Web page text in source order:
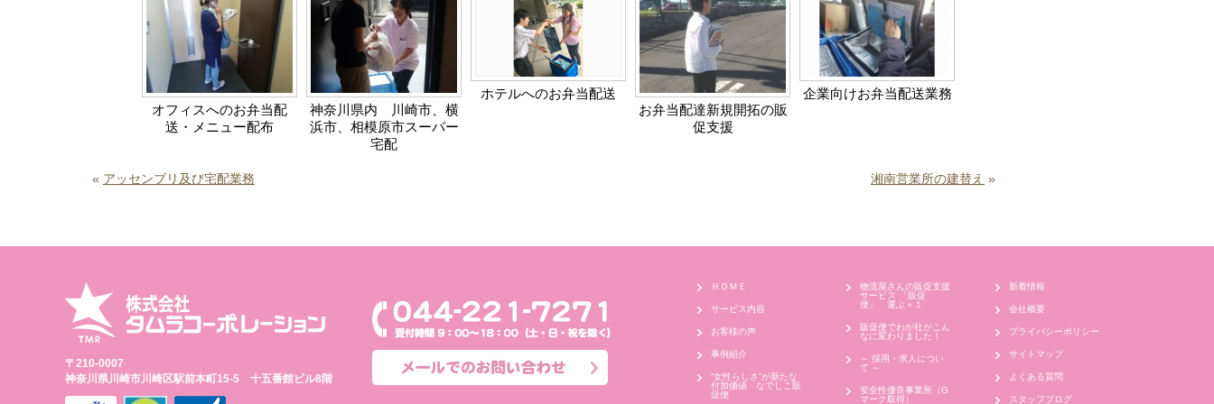
オフィスへのお弁当配
送・メニュー配布
神奈川県内 川崎市、横
浜市、相模原市スーパー
宅配
ホテルへのお弁当配送
お弁当配達新規開拓の販
促支援
企業向けお弁当配送業務
« アッセンブリ及び宅配業務 湘南営業所の建替え »
〒210-0007
神奈川県川崎市川崎区駅前本町15-5 十五番館ビル8階
ＨＯＭＥ
サービス内容
お客様の声
事例紹介
”女性らしさ”が新たな
付加価値 なでしこ販
促便
物流屋さんの販促支援
サービス 「販促
便」 運ぶ＋１
販促便でわが社がこん
なに変わりました！
～ 採用・求人につい
て ～
安全性優良事業所（G
マーク取得）
新着情報
会社概要
プライバシーポリシー
サイトマップ
よくある質問
スタッフブログ